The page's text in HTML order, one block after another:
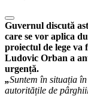
Guvernul discută
care se vor aplica
proiectul de lege
Ludovic Orban a
urgență.
„Suntem în situația
autoritățile de